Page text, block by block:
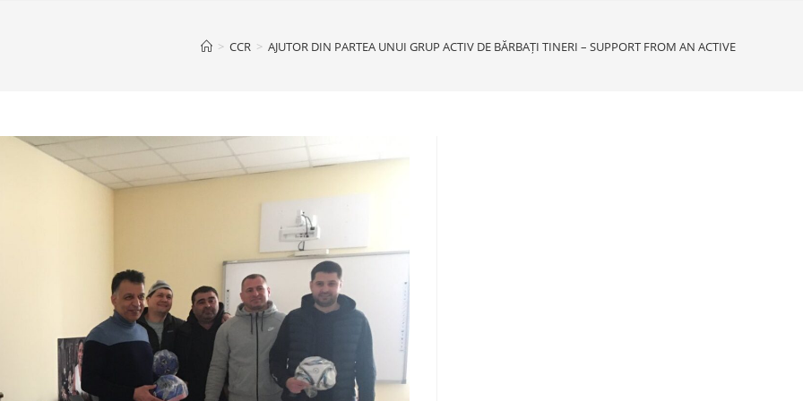
> CCR > AJUTOR DIN PARTEA UNUI GRUP ACTIV DE BĂRBAȚI TINERI – SUPPORT FROM AN ACTIVE GROUP OF